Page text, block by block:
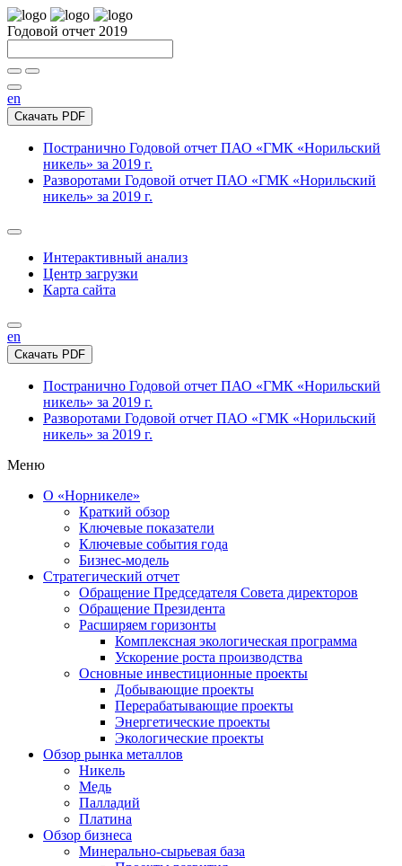
Годовой отчет 2019
en
Скачать PDF
Постранично Годовой отчет ПАО «ГМК «Норильский
никель» за 2019 г.
Разворотами Годовой отчет ПАО «ГМК «Норильский
никель» за 2019 г.
Интерактивный анализ
Центр загрузки
Карта сайта
en
Скачать PDF
Постранично Годовой отчет ПАО «ГМК «Норильский
никель» за 2019 г.
Разворотами Годовой отчет ПАО «ГМК «Норильский
никель» за 2019 г.
Меню
О «Норникеле»
Краткий обзор
Ключевые показатели
Ключевые события года
Бизнес-модель
Стратегический отчет
Обращение Председателя Совета директоров
Обращение Президента
Расширяем горизонты
Комплексная экологическая программа
Ускорение роста производства
Основные инвестиционные проекты
Добывающие проекты
Перерабатывающие проекты
Энергетические проекты
Экологические проекты
Обзор рынка металлов
Никель
Медь
Палладий
Платина
Обзор бизнеса
Минерально-сырьевая база